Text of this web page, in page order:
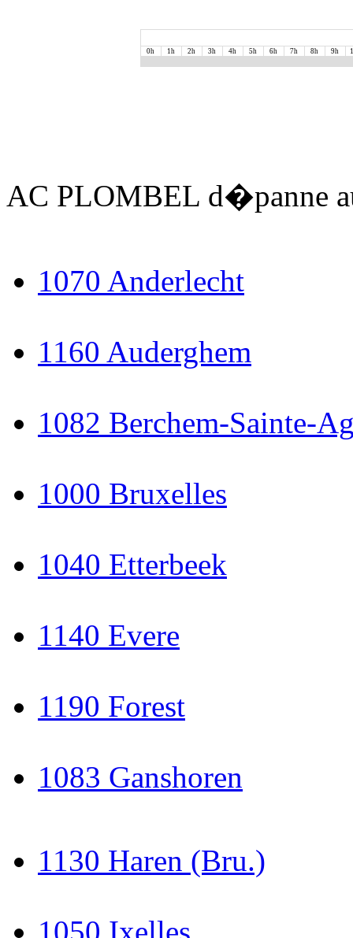
0h 1h 2h 3h 4h 5h 6h 7h 8h 9h
AC PLOMBEL d�panne
1070 Anderlecht
1160 Auderghem
1082 Berchem-Sainte-
1000 Bruxelles
1040 Etterbeek
1140 Evere
1190 Forest
1083 Ganshoren
1130 Haren (Bru.)